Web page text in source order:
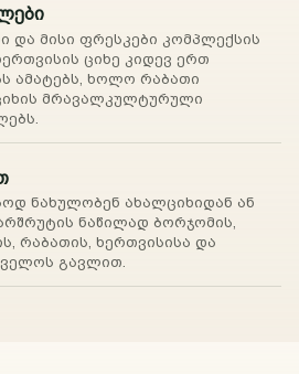
და მისი ფრესკები კომპლექსის
ციხე კიდევ ერთ
ამატებს, ხოლო რაბათი
მრავალკულტურული
ნახულობენ ახალციხიდან ან
ნაწილად ბორჯომის,
რაბათის, ხერთვისისა და
გავლით.